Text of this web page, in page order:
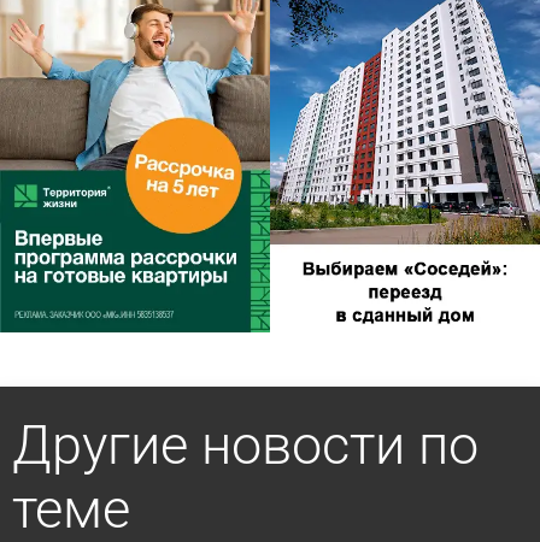
Другие новости по
теме